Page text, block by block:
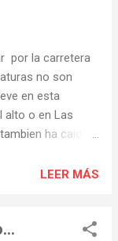
a pasear por
instalaciones
no pasa
y leo en la
por el
de quienes
resulta que
por la carretera
no son
en esta
alto o en Las
ha caido
de Juan
LEER MÁS